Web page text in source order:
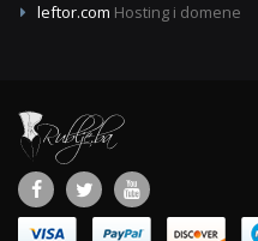
leftor.com Hosting i domene